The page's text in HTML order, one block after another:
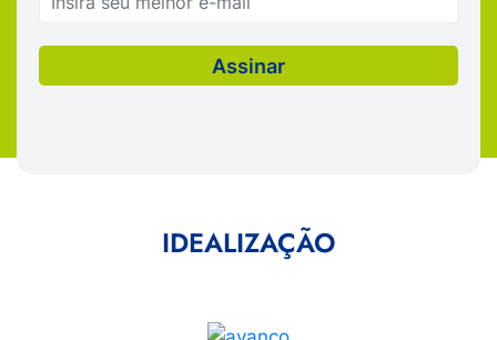
IDEALIZAÇÃO